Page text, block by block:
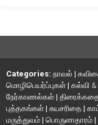
Categories: நாவல் |
மொழிபெயர்ப்புகள் | கல்வி
நேர்காணல்கள் |
புத்தகங்கள் | சுயசரிதை |
மருத்துவம் | பொருளாதாரம் |